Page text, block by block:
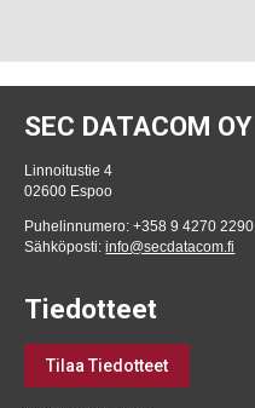
SEC DATACOM OY
Linnoitustie 4
02600 Espoo
Puhelinnumero: +358 9 4270 2290
Sähköposti:info@secdatacom.fi
Tiedotteet
Tilaa Tiedotteet